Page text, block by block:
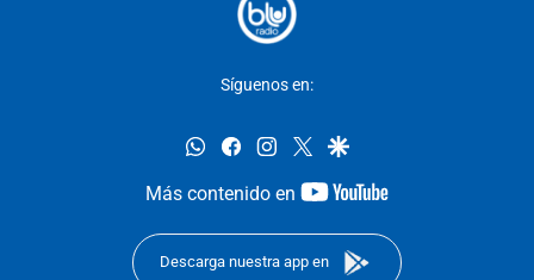
Síguenos en:
whatsappfacebookinstagram
twittergoogle
Más contenido en
youtube-
Descarga nuestra app en